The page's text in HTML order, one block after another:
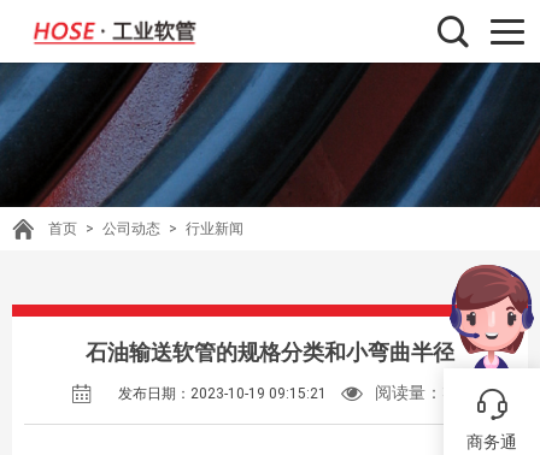
首页 > 公司动态 > 行业新闻
石油输送软管的规格分类和小弯曲半径
发布日期：2023-10-19 09:15:21 阅读量：
商务通